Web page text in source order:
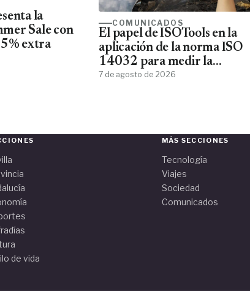
la
Sale con
extra
COMUNICADOS
El papel de ISOTools en la
aplicación de la norma ISO
14032 para medir la
sostenibilidad empresarial
7 de agosto de 2026
de vida
MÁS SECCIONES
Tecnología
Viajes
Sociedad
Comunicados